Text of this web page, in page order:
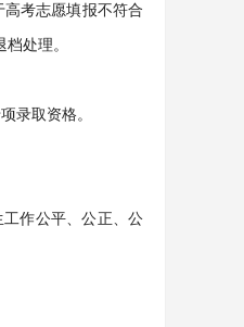
考志愿填报不符合
处理。
录取资格。
作公平、公正、公